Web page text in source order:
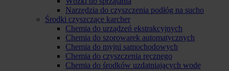
Narzędzia do czyszczenia podłóg na sucho
Środki czyszczące karcher
Chemia do urządzeń ekstrakcyjnych
Chemia do szorowarek automatycznych
Chemia do myjni samochodowych
Chemia do czyszczenia ręcznego
Chemia do środków uzdatniających wodę